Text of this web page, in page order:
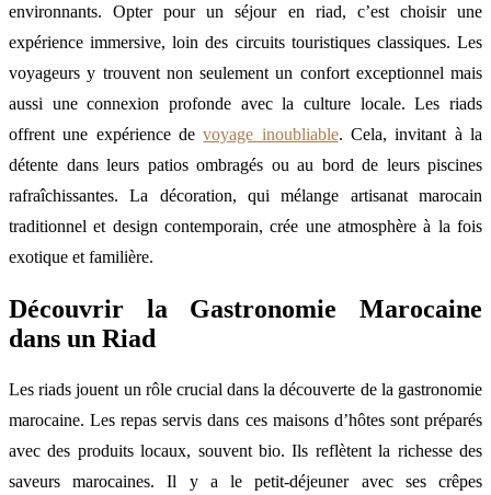
environnants. Opter pour un séjour en riad, c’est choisir une
expérience immersive, loin des circuits touristiques classiques. Les
voyageurs y trouvent non seulement un confort exceptionnel mais
aussi une connexion profonde avec la culture locale. Les riads
offrent une expérience devoyage inoubliable. Cela, invitant à la
détente dans leurs patios ombragés ou au bord de leurs piscines
rafraîchissantes. La décoration, qui mélange artisanat marocain
traditionnel et design contemporain, crée une atmosphère à la fois
exotique et familière.
Découvrir la Gastronomie Marocaine
dans un Riad
Les riads jouent un rôle crucial dans la découverte de la gastronomie
marocaine. Les repas servis dans ces maisons d’hôtes sont préparés
avec des produits locaux, souvent bio. Ils reflètent la richesse des
saveurs marocaines. Il y a le petit-déjeuner avec ses crêpes